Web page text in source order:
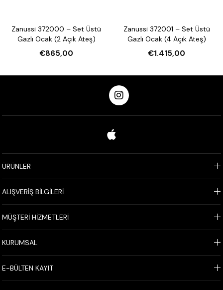
Zanussi 372000 – Set Üstü
Gazlı Ocak (2 Açık Ateş)
€865,00
Zanussi 372001 – Set Üstü
Gazlı Ocak (4 Açık Ateş)
€1.415,00
ÜRÜNLER
ALIŞVERİŞ BİLGİLERİ
MÜŞTERİ HİZMETLERİ
KURUMSAL
E-BÜLTEN KAYIT